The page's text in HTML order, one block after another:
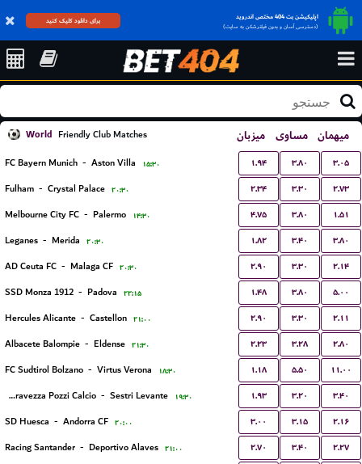
اپلیکیشن بت 404 مختص اندروید
(دسترسی آسان و بدون فیلترشکن به سایت)
برای دانلود کلیک کنید
World Friendly Club Matches میزبان مساوی میهمان
FC Bayern Munich - Aston Villa ۱۵:۳۰ ۱.۹۴ ۳.۸۰ ۳.۰۵
Fulham - Crystal Palace ۲۰:۳۰ ۲.۳۴ ۳.۳۰ ۲.۷۳
Melbourne City FC - Palermo ۱۴:۳۰ ۴.۷۵ ۳.۸۰ ۱.۵۱
Leganes - Merida ۲۰:۳۰ ۱.۸۲ ۳.۴۰ ۳.۸۰
AD Ceuta FC - Malaga CF ۲۰:۳۰ ۲.۹۰ ۳.۳۰ ۲.۱۴
SSD Monza 1912 - Padova ۲۲:۱۵ ۱.۴۸ ۳.۸۰ ۵.۰۰
Hercules Alicante - Castellon ۲۱:۰۰ ۲.۹۰ ۳.۳۰ ۲.۱۱
Albacete Balompie - Eldense ۲۱:۳۰ ۲.۲۳ ۳.۲۸ ۲.۸۰
FC Sudtirol Bolzano - Virtus Verona ۱۸:۳۰ ۱.۱۸ ۵.۵۰ ۱۱.۰۰
ASD Seravezza Pozzi Calcio - Sestri Levante ۱۹:۳۰ ۱.۹۳ ۳.۲۰ ۳.۴۰
SD Huesca - Andorra CF ۲۰:۰۰ ۳.۰۰ ۳.۱۵ ۲.۱۶
Racing Santander - Deportivo Alaves ۲۱:۰۰ ۲.۷۰ ۳.۴۰ ۲.۲۷